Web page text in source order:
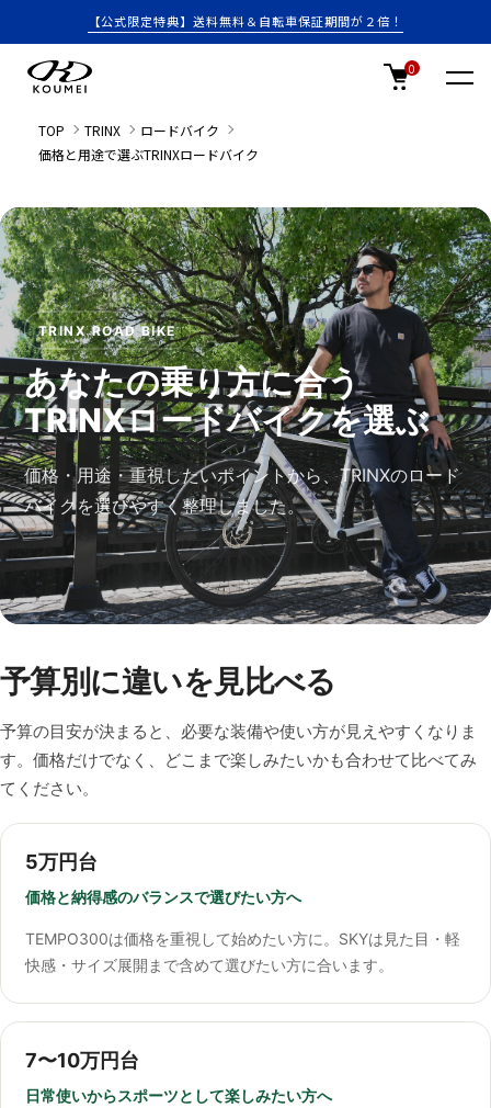
【公式限定特典】送料無料＆自転車保証期間が２倍！
0
TOP TRINX
ロードバイク
価格と用途で選ぶTRINXロードバイク
TRINX ROAD BIKE
あなたの乗り方に合う
TRINXロードバイクを選ぶ
価格・用途・重視したいポイントから、TRINXのロード
バイクを選びやすく整理しました。
予算別に違いを見比べる
予算の目安が決まると、必要な装備や使い方が見えやすくなりま
す。価格だけでなく、どこまで楽しみたいかも合わせて比べてみ
てください。
5万円台
価格と納得感のバランスで選びたい方へ
TEMPO300は価格を重視して始めたい方に。SKYは見た目・軽
快感・サイズ展開まで含めて選びたい方に合います。
7〜10万円台
日常使いからスポーツとして楽しみたい方へ